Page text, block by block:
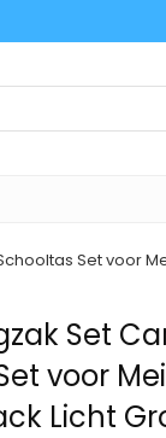
Set voor
Set
voor
Licht